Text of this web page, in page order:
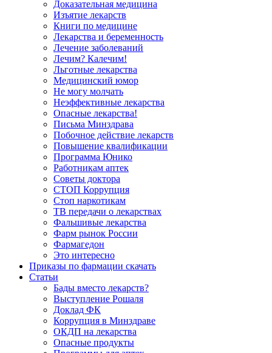
Доказательная медицина
Изъятие лекарств
Книги по медицине
Лекарства и беременность
Лечение заболеваний
Лечим? Калечим!
Льготные лекарства
Медицинский юмор
Не могу молчать
Неэффективные лекарства
Опасные лекарства!
Письма Минздрава
Побочное действие лекарств
Повышение квалификации
Программа Юнико
Работникам аптек
Советы доктора
СТОП Коррупция
Стоп наркотикам
ТВ передачи о лекарствах
Фальшивые лекарства
Фарм рынок России
Фармагедон
Это интересно
Приказы по фармации скачать
Статьи
Бады вместо лекарств?
Выступление Рошаля
Доклад ФК
Коррупция в Минздраве
ОКДП на лекарства
Опасные продукты